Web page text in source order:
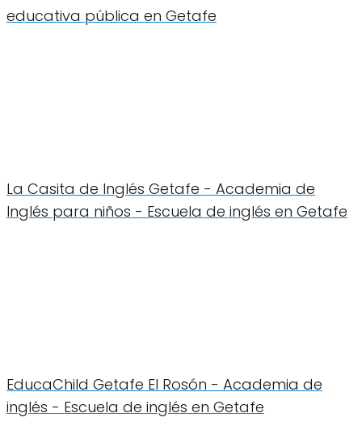
educativa pública en Getafe
La Casita de Inglés Getafe - Academia de
Inglés para niños - Escuela de inglés en Getafe
EducaChild Getafe El Rosón - Academia de
inglés - Escuela de inglés en Getafe